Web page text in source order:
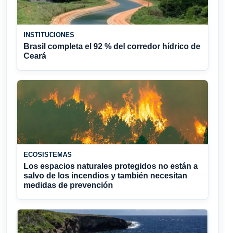
INSTITUCIONES
Brasil completa el 92 % del corredor hídrico de
Ceará
ECOSISTEMAS
Los espacios naturales protegidos no están a
salvo de los incendios y también necesitan
medidas de prevención